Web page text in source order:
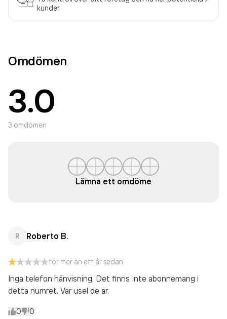
kunder
Omdömen
3.0
3 omdömen
Lämna ett omdöme
R Roberto B.
för mer än ett år sedan
Inga telefon hänvisning. Det finns Inte abonnemang i
detta numret. Var usel de är.
0 0